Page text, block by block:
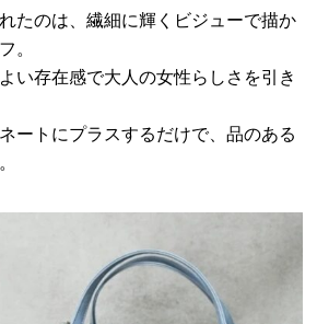
たのは、繊細に輝くビジューで描か
。
い存在感で大人の女性らしさを引き
ートにプラスするだけで、品のある